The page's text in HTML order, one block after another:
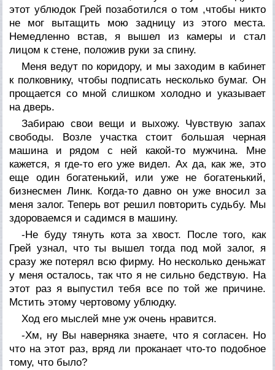
этот ублюдок Грей позаботился о том ,чтобы никто
не мог вытащить мою задницу из этого места.
Немедленно встав, я вышел из камеры и стал
лицом к стене, положив руки за спину.
Меня ведут по коридору, и мы заходим в кабинет
к полковнику, чтобы подписать несколько бумаг. Он
прощается со мной слишком холодно и указывает
на дверь.
Забираю свои вещи и выхожу. Чувствую запах
свободы. Возле участка стоит большая черная
машина и рядом с ней какой-то мужчина. Мне
кажется, я где-то его уже видел. Ах да, как же, это
еще один богатенький, или уже не богатенький,
бизнесмен Линк. Когда-то давно он уже вносил за
меня залог. Теперь вот решил повторить судьбу. Мы
здороваемся и садимся в машину.
-Не буду тянуть кота за хвост. После того, как
Грей узнал, что ты вышел тогда под мой залог, я
сразу же потерял всю фирму. Но несколько деньжат
у меня осталось, так что я не сильно бедствую. На
этот раз я выпустил тебя все по той же причине.
Мстить этому чертовому ублюдку.
Ход его мыслей мне уж очень нравится.
-Хм, ну Вы наверняка знаете, что я согласен. Но
что на этот раз, вряд ли проканает что-то подобное
тому, что было?